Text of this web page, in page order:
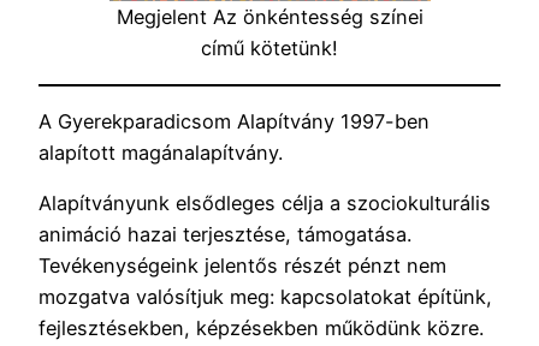
Megjelent Az önkéntesség színei
című kötetünk!
A Gyerekparadicsom Alapítvány 1997-ben
alapított magánalapítvány.
Alapítványunk elsődleges célja a szociokulturális
animáció hazai terjesztése, támogatása.
Tevékenységeink jelentős részét pénzt nem
mozgatva valósítjuk meg: kapcsolatokat építünk,
fejlesztésekben, képzésekben működünk közre.